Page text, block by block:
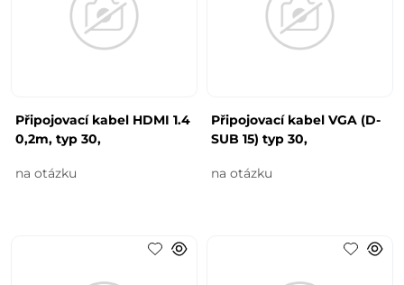
Připojovací kabel HDMI 1.4
0,2m, typ 30,
na otázku
Připojovací kabel VGA (D-
SUB 15) typ 30,
na otázku